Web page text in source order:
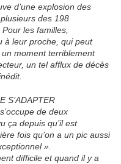
d’une explosion des
des 198
les familles,
à leur proche, qui peut
moment terriblement
un tel afflux de décès
S’ADAPTER
de deux
ça depuis qu’il est
fois qu’on a un pic aussi
».
difficile et quand il y a